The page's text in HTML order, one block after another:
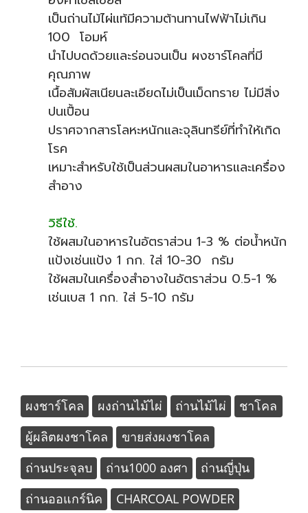
เป็นถ่านไม้ไผ่แท้มีความต้านทานไฟฟ้าไม่เกิน
100 โอมห์
นำไปบดด้วยและร่อนจนเป็น ผงชาร์โคลที่มี
คุณภาพ
เนื้อสัมผัสเนียนละเอียดไม่เป็นเม็ดทราย ไม่มีสิ่ง
ปนเปื้อน
ปราศจากสารโลหะหนักและจุลินทรีย์ที่ทำให้เกิด
โรค
เหมาะสำหรับใช้เป็นส่วนผสมในอาหารและเครื่อง
สำอาง
วิธีใช้.
ใช้ผสมในอาหารในอัตราส่วน 1-3 % ต่อน้ำหนัก
แป้งเช่นแป้ง 1 กก. ใส่ 10-30 กรัม
ใช้ผสมในเครื่องสำอางในอัตราส่วน 0.5-1 %
เช่นเบส 1 กก. ใส่ 5-10 กรัม
ผงชาร์โคล ผงถ่านไม้ไผ่ ถ่านไม้ไผ่
ชาโคล
ผู้ผลิตผงชาโคล
ขายส่งผงชาโคล
ถ่านประจุลบ
ถ่าน1000 องศา
ถ่านญี่ปุ่น
ถ่านออแกร์นิค
CHARCOAL POWDER